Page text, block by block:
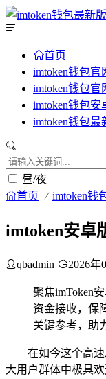
首页
imtoken钱包官
imtoken钱包官
imtoken钱包安
imtoken钱包最
昼/夜
首页 imtoken钱
imtoken安卓
qbadmin 2026年
聚焦imToken
资金接收，保
关键参考，助
在如今这个高
大用户群体中极具